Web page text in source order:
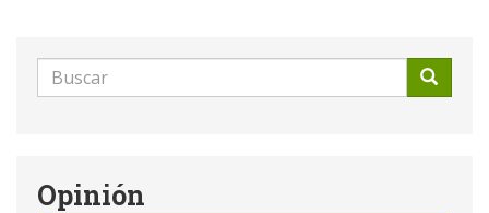
Formulario
de
Opinión